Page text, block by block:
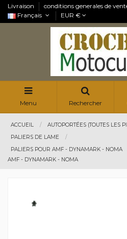
Livraison
conditions generales de
Français
EUR €
Menu Rechercher
ACCUEIL
AUTOPORTÉES (TOUTES LES
PALIERS DE LAME
PALIERS POUR AMF - DYNAMARK - NOMA
AMF - DYNAMARK - NOMA